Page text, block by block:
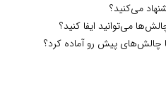
می‌کنید؟
می‌توانید ایفا کنید؟
چالش‌های پیش رو آماده کرد؟